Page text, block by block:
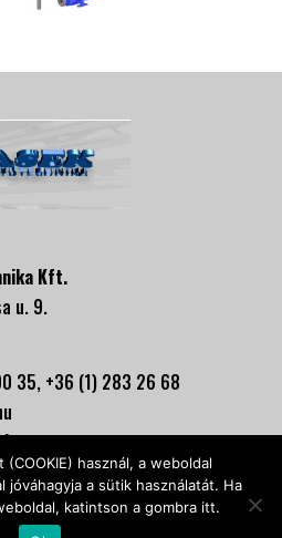
Kft.
u. 9.
35, +36 (1) 283 26 68
használ, a weboldal
jóváhagyja a sütik használatát. Ha
katintson a gombra itt.